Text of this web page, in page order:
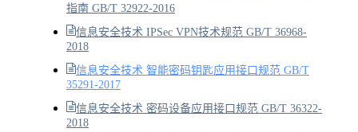
指南 GB/T 32922-2016
信息安全技术 IPSec VPN技术规范 GB/T 36968-
2018
信息安全技术 智能密码钥匙应用接口规范 GB/T
35291-2017
信息安全技术 密码设备应用接口规范 GB/T 36322-
2018